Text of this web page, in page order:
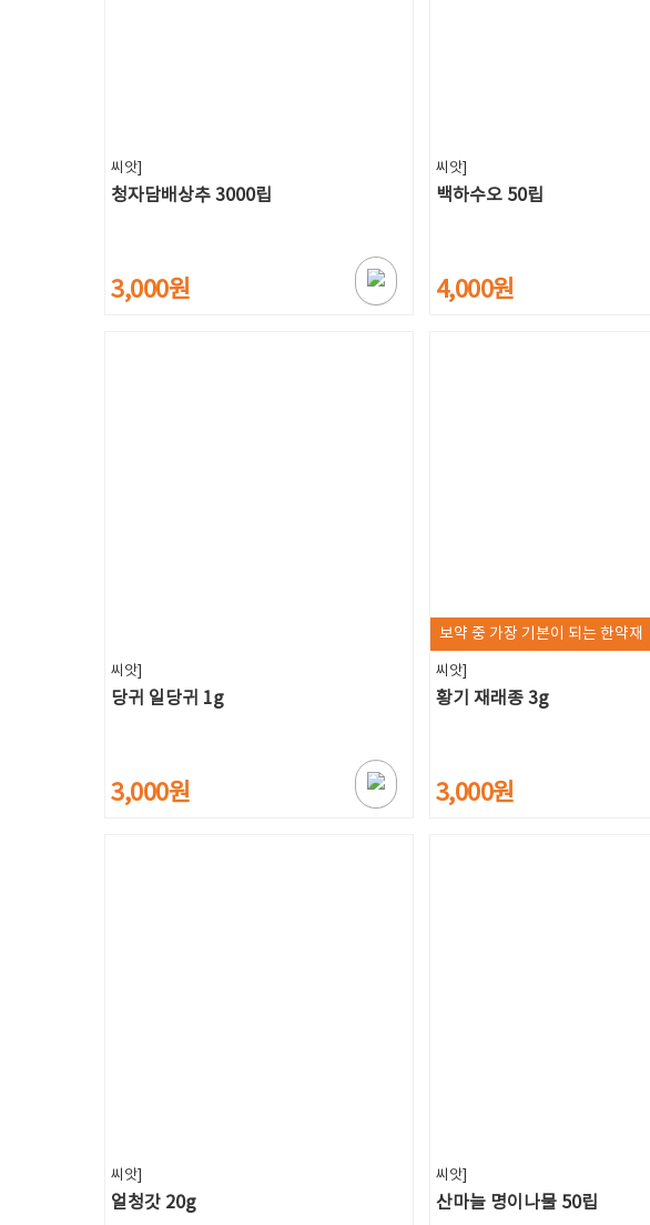
씨앗]
청자담배상추 3000립
3,000원
씨앗]
백하수오 50립
4,000원
씨앗]
당귀 일당귀 1g
3,000원
보약 중 가장 기본이 되는 한약재
씨앗]
황기 재래종 3g
3,000원
씨앗]
얼청갓 20g
씨앗]
산마늘 명이나물 50립